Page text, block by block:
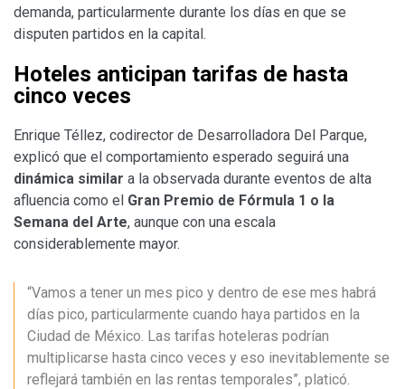
demanda, particularmente durante los días en que se
disputen partidos en la capital.
Hoteles anticipan tarifas de hasta
cinco veces
Enrique Téllez, codirector de Desarrolladora Del Parque,
explicó que el comportamiento esperado seguirá una
dinámica similar a la observada durante eventos de alta
afluencia como el Gran Premio de Fórmula 1 o la
Semana del Arte, aunque con una escala
considerablemente mayor.
“Vamos a tener un mes pico y dentro de ese mes habrá
días pico, particularmente cuando haya partidos en la
Ciudad de México. Las tarifas hoteleras podrían
multiplicarse hasta cinco veces y eso inevitablemente se
reflejará también en las rentas temporales”, platicó.